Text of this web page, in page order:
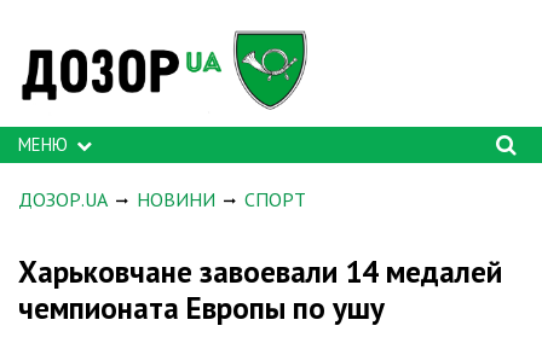
МЕНЮ
ДОЗОР.UA НОВИНИ СПОРТ
Харьковчане завоевали 14 медалей
чемпионата Европы по ушу